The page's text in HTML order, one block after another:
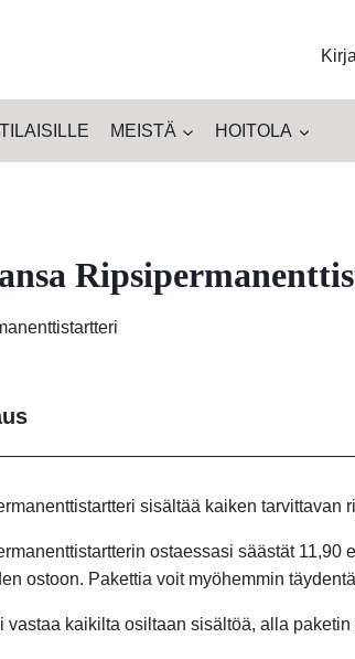
MEISTÄ HOITOLA
sisältää kaiken tarvittavan
ostaessasi säästät 11,90
ostoon. Pakettia voit myöhemmin
vastaa kaikilta osiltaan sisältöä, alla paketin